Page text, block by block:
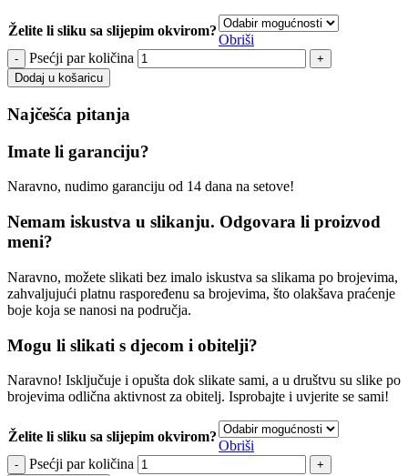
Želite li sliku sa slijepim okvirom?
Obriši
Psećji par količina
Dodaj u košaricu
Najčešća pitanja
Imate li garanciju?
Naravno, nudimo garanciju od 14 dana na setove!
Nemam iskustva u slikanju. Odgovara li proizvod
meni?
Naravno, možete slikati bez imalo iskustva sa slikama po brojevima,
zahvaljujući platnu raspoređenu sa brojevima, što olakšava praćenje
boje koja se nanosi na područja.
Mogu li slikati s djecom i obitelji?
Naravno! Isključuje i opušta dok slikate sami, a u društvu su slike po
brojevima odlična aktivnost za obitelj. Isprobajte i uvjerite se sami!
Želite li sliku sa slijepim okvirom?
Obriši
Psećji par količina